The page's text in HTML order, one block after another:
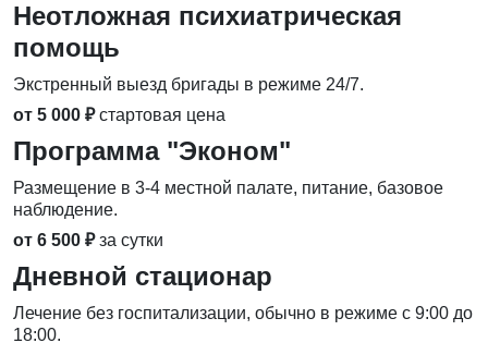
Неотложная психиатрическая
помощь
Экстренный выезд бригады в режиме 24/7.
от 5 000 ₽ стартовая цена
Программа "Эконом"
Размещение в 3-4 местной палате, питание, базовое
наблюдение.
от 6 500 ₽ за сутки
Дневной стационар
Лечение без госпитализации, обычно в режиме с 9:00 до
18:00.